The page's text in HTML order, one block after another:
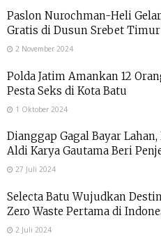
Paslon Nurochman-Heli
Gratis di Dusun Srebet Timur
2 November 2024
Polda Jatim Amankan 12
Pesta Seks di Kota Batu
1 Oktober 2024
Dianggap Gagal Bayar
Aldi Karya Gautama Beri
27 Juli 2024
Selecta Batu Wujudkan
Zero Waste Pertama di
2 Juli 2024